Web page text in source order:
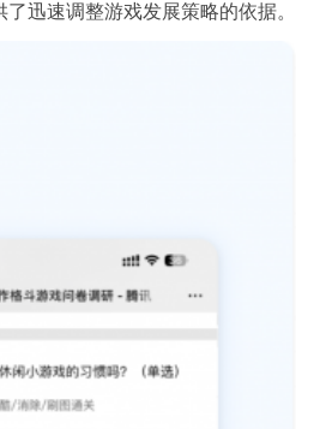
迅速调整游戏发展策略的依据。